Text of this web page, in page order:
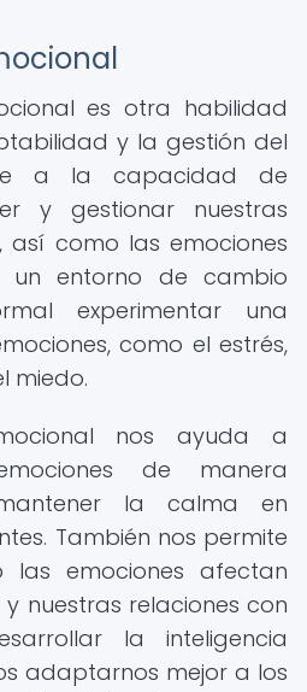
es otra habilidad
y la gestión del
a la capacidad de
y gestionar nuestras
así como las emociones
un entorno de cambio
experimentar una
como el estrés,
miedo.
nos ayuda a
de manera
la calma en
También nos permite
las emociones afectan
nuestras relaciones con
la inteligencia
adaptarnos mejor a los